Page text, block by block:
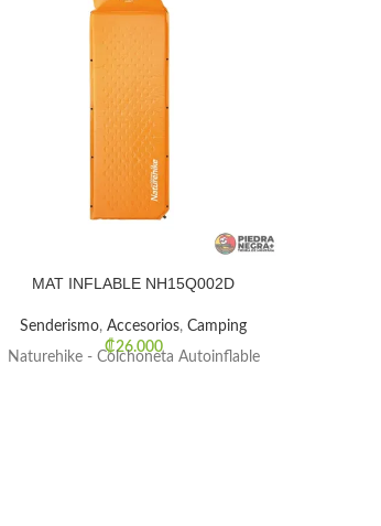
MAT INFLABLE NH15Q002D
Senderismo, Accesorios, Camping
₡26.000
Naturehike - Colchoneta Autoinflable